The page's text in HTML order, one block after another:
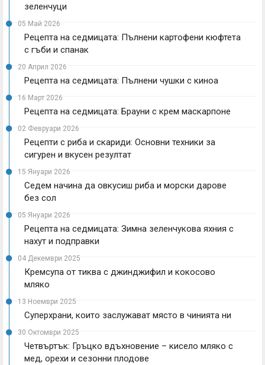
зеленчуци
05 Май 2026
Рецепта на седмицата: Пълнени картофени кюфтета
с гъби и спанак
20 Април 2026
Рецепта на седмицата: Пълнени чушки с киноа
16 Март 2026
Рецепта на седмицата: Брауни с крем маскарпоне
02 Февруари 2026
Рецепти с риба и скариди: Основни техники за
сигурен и вкусен резултат
15 Януари 2026
Седем начина да овкусиш риба и морски дарове
без сол
05 Януари 2026
Рецепта на седмицата: Зимна зеленчукова яхния с
нахут и подправки
04 Декември 2025
Кремсупа от тиква с джинджифил и кокосово
мляко
13 Ноември 2025
Суперхрани, които заслужават място в чинията ни
30 Октомври 2025
Четвъртък: Гръцко вдъхновение – кисело мляко с
мед, орехи и сезонни плодове